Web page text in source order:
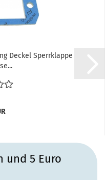
Deckel Sperrklappe
und 5 Euro